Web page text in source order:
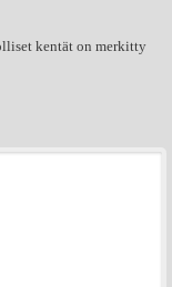
kentät on merkitty